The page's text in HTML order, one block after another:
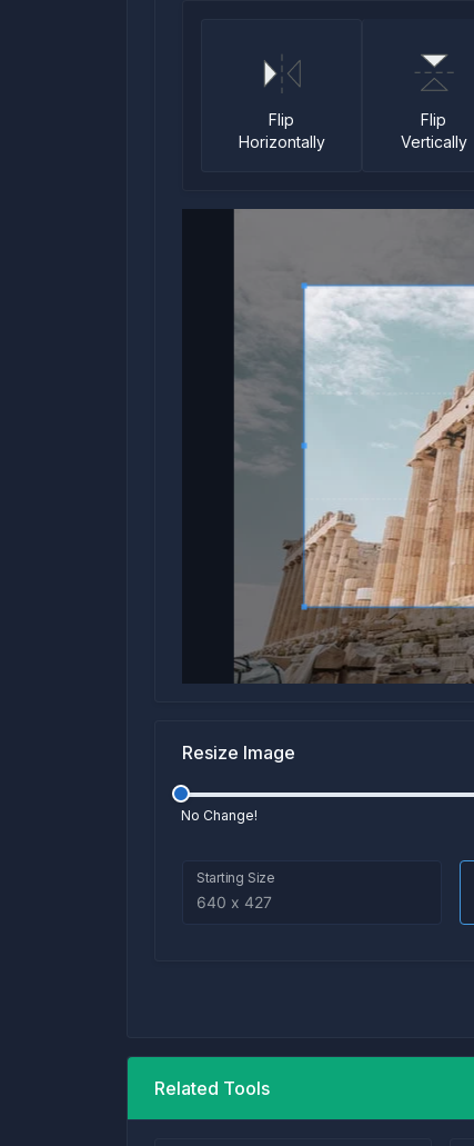
Flip
Horizontally
Flip
Vertically
Resize Image
No Change!
Starting Size
Related Tools